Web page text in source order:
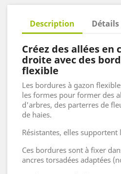
Description
Créez des allées en
droite avec des
flexible
Les bordures à gazon
les formes pour former des
d'arbres, des parterres de
de haies.
Résistantes, elles supportent
Ces bordures sont à fixer
ancres torsadées adaptées